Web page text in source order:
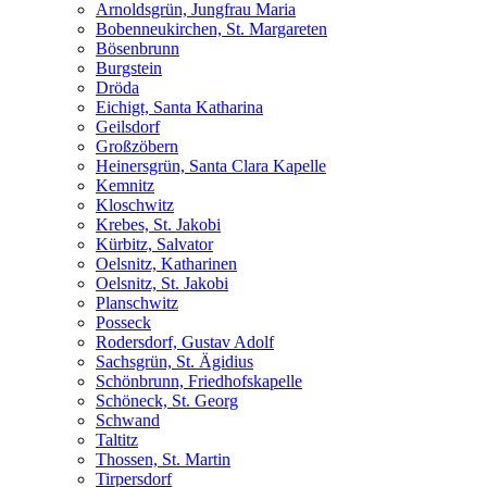
Arnoldsgrün, Jungfrau Maria
Bobenneukirchen, St. Margareten
Bösenbrunn
Burgstein
Dröda
Eichigt, Santa Katharina
Geilsdorf
Großzöbern
Heinersgrün, Santa Clara Kapelle
Kemnitz
Kloschwitz
Krebes, St. Jakobi
Kürbitz, Salvator
Oelsnitz, Katharinen
Oelsnitz, St. Jakobi
Planschwitz
Posseck
Rodersdorf, Gustav Adolf
Sachsgrün, St. Ägidius
Schönbrunn, Friedhofskapelle
Schöneck, St. Georg
Schwand
Taltitz
Thossen, St. Martin
Tirpersdorf